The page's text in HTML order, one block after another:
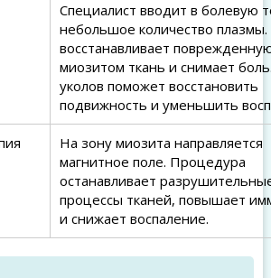
Специалист вводит в болевую
небольшое количество
восстанавливает
миозитом ткань и снимает
уколов поможет восстановить
подвижность и уменьшить
На зону миозита направляется
магнитное поле. Процедура
останавливает
процессы тканей, повышает
и снижает воспаление.